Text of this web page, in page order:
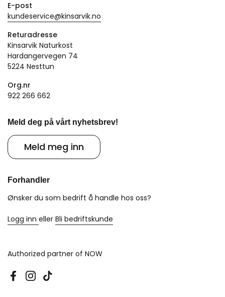
E-post
kundeservice@kinsarvik.no
Returadresse
Kinsarvik Naturkost
Hardangervegen 74
5224 Nesttun
Org.nr
922 266 662
Meld deg på vårt nyhetsbrev!
Meld meg inn
Forhandler
Ønsker du som bedrift å handle hos oss?
Logg inn eller Bli bedriftskunde
Authorized partner of NOW
Facebook
Instagram
TikTok